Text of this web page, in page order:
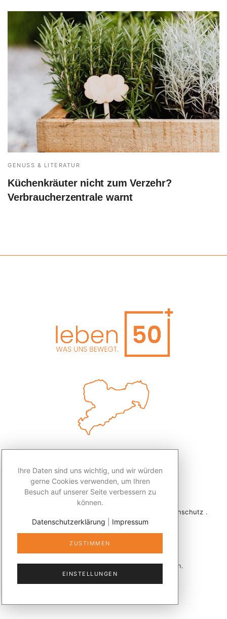
GENUSS & LITERATUR
Küchenkräuter nicht zum Verzehr?
Verbraucherzentrale warnt
Datenschutz .
Kontakt
Veröffentlicht mit publizer®in Sachsen.
Ihre Daten sind uns wichtig, und wir würden
gerne Cookies verwenden, um Ihren
Besuch auf unserer Seite verbessern zu
können.
Datenschutzerklärung Impressum
ZUSTIMMEN
EINSTELLUNGEN